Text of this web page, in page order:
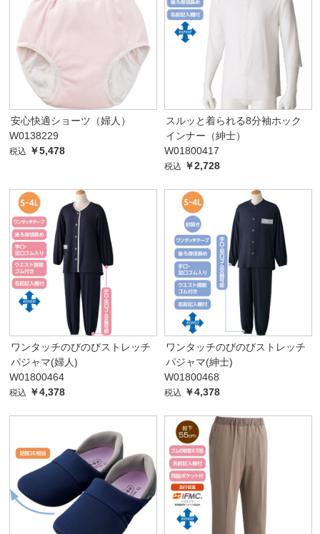
安心快適ショーツ（婦人）
W0138229
税込 ￥5,478
スルッと着られる8分袖ホック
インナー（紳士）
W01800417
税込 ￥2,728
ワンタッチのびのびストレッチ
パジャマ(婦人)
W01800464
税込 ￥4,378
ワンタッチのびのびストレッチ
パジャマ(紳士)
W01800468
税込 ￥4,378